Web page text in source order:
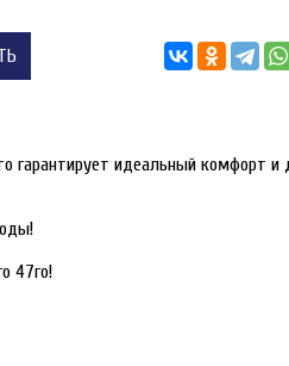
гарантирует идеальный комфорт и
47го!